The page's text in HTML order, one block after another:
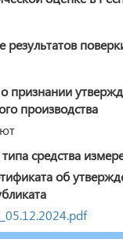
результатов
признании
производства
средства
об